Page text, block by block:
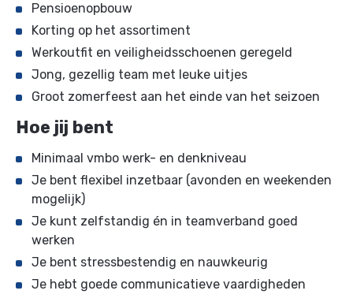
Pensioenopbouw
Korting op het assortiment
Werkoutfit en veiligheidsschoenen geregeld
Jong, gezellig team met leuke uitjes
Groot zomerfeest aan het einde van het seizoen
Hoe jij bent
Minimaal vmbo werk- en denkniveau
Je bent flexibel inzetbaar (avonden en weekenden
mogelijk)
Je kunt zelfstandig én in teamverband goed
werken
Je bent stressbestendig en nauwkeurig
Je hebt goede communicatieve vaardigheden